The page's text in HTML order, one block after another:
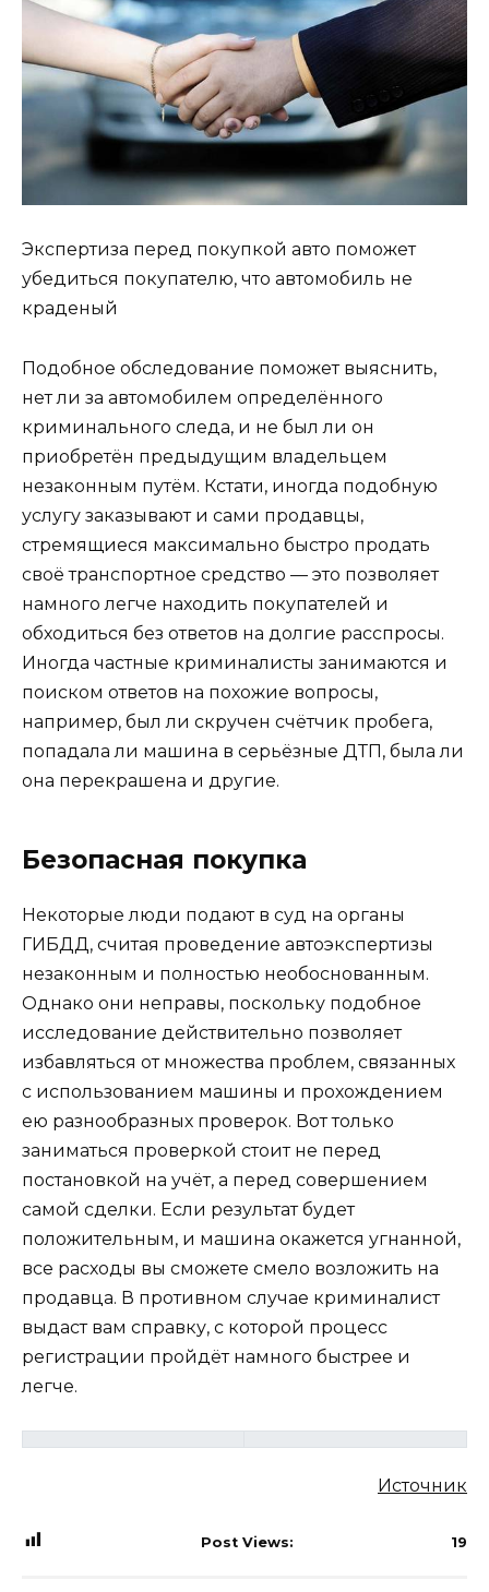
Экспертиза перед покупкой авто поможет
убедиться покупателю, что автомобиль не
краденый
Подобное обследование поможет выяснить,
нет ли за автомобилем определённого
криминального следа, и не был ли он
приобретён предыдущим владельцем
незаконным путём. Кстати, иногда подобную
услугу заказывают и сами продавцы,
стремящиеся максимально быстро продать
своё транспортное средство — это позволяет
намного легче находить покупателей и
обходиться без ответов на долгие расспросы.
Иногда частные криминалисты занимаются и
поиском ответов на похожие вопросы,
например, был ли скручен счётчик пробега,
попадала ли машина в серьёзные ДТП, была ли
она перекрашена и другие.
Безопасная покупка
Некоторые люди подают в суд на органы
ГИБДД, считая проведение автоэкспертизы
незаконным и полностью необоснованным.
Однако они неправы, поскольку подобное
исследование действительно позволяет
избавляться от множества проблем, связанных
с использованием машины и прохождением
ею разнообразных проверок. Вот только
заниматься проверкой стоит не перед
постановкой на учёт, а перед совершением
самой сделки. Если результат будет
положительным, и машина окажется угнанной,
все расходы вы сможете смело возложить на
продавца. В противном случае криминалист
выдаст вам справку, с которой процесс
регистрации пройдёт намного быстрее и
легче.
Источник
Post Views: 19